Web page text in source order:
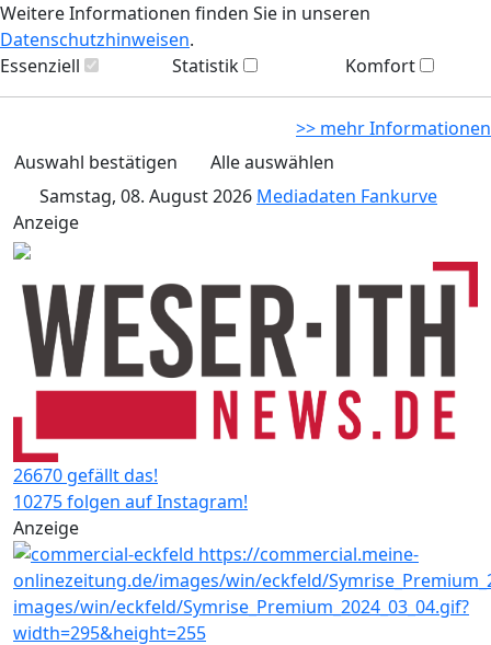
Weitere Informationen finden Sie in unseren
Datenschutzhinweisen.
Essenziell
Statistik Komfort
>> mehr Informationen
Auswahl bestätigen
Alle auswählen
Samstag, 08. August 2026 Mediadaten Fankurve
Anzeige
26670 gefällt das!
10275 folgen auf Instagram!
Anzeige